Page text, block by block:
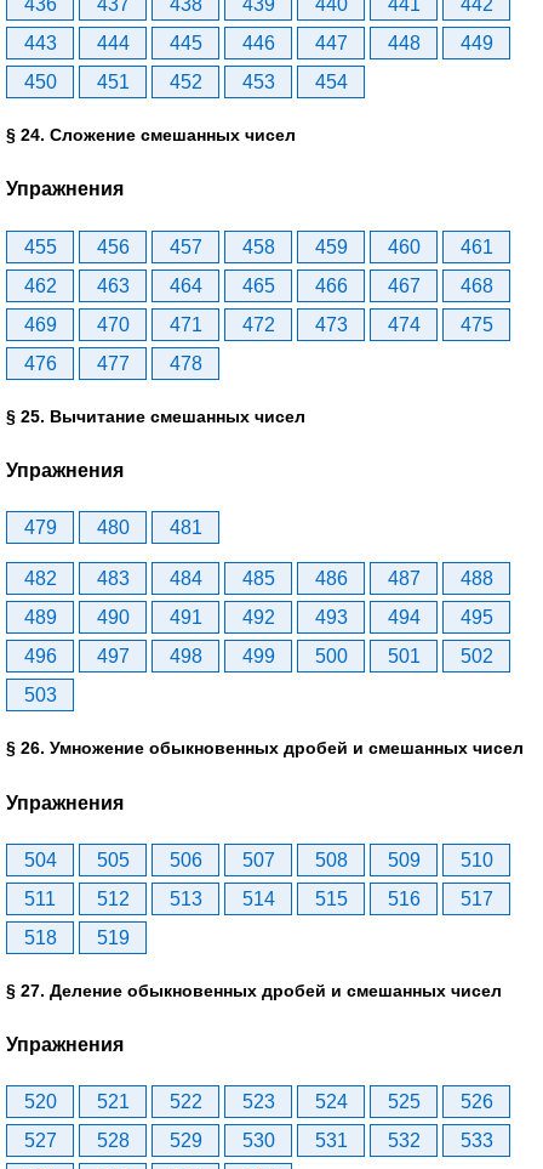
436 437 438 439 440 441
442
443
444 445 446 447 448
449
450
451 452 453 454
§ 24. Сложение смешанных чисел
Упражнения
455 456 457 458 459 460
461
462
463 464 465 466 467
468
469
470 471 472 473 474
475
476
477 478
§ 25. Вычитание смешанных чисел
Упражнения
479 480 481
482 483 484 485 486 487
488
489
490 491 492 493 494
495
496
497 498 499 500 501
502
503
§ 26. Умножение обыкновенных дробей и смешанных чисел
Упражнения
504 505 506 507 508 509
510
511
512 513 514 515 516
517
518
519
§ 27. Деление обыкновенных дробей и смешанных чисел
Упражнения
520 521 522 523 524 525
526
527
528 529 530 531 532
533